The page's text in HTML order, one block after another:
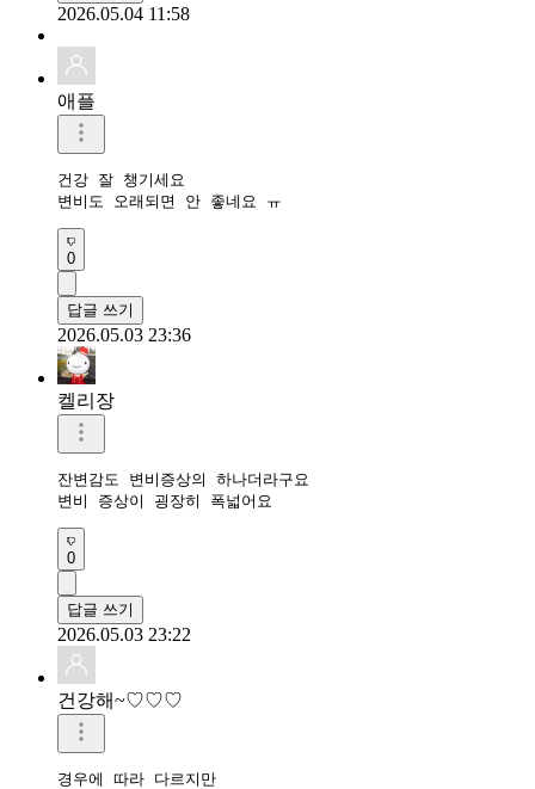
2026.05.04 11:58
애플
건강 잘 챙기세요
변비도 오래되면 안 좋네요 ㅠ
0
답글 쓰기
2026.05.03 23:36
켈리장
잔변감도 변비증상의 하나더라구요
변비 증상이 굉장히 폭넓어요
0
답글 쓰기
2026.05.03 23:22
건강해~♡♡♡
경우에 따라 다르지만